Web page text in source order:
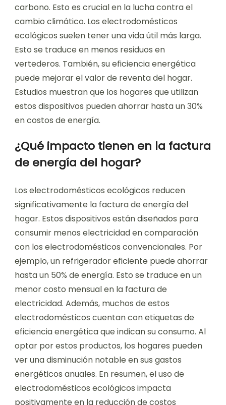
carbono. Esto es crucial en la lucha contra el
cambio climático. Los electrodomésticos
ecológicos suelen tener una vida útil más larga.
Esto se traduce en menos residuos en
vertederos. También, su eficiencia energética
puede mejorar el valor de reventa del hogar.
Estudios muestran que los hogares que utilizan
estos dispositivos pueden ahorrar hasta un 30%
en costos de energía.
¿Qué impacto tienen en la factura
de energía del hogar?
Los electrodomésticos ecológicos reducen
significativamente la factura de energía del
hogar. Estos dispositivos están diseñados para
consumir menos electricidad en comparación
con los electrodomésticos convencionales. Por
ejemplo, un refrigerador eficiente puede ahorrar
hasta un 50% de energía. Esto se traduce en un
menor costo mensual en la factura de
electricidad. Además, muchos de estos
electrodomésticos cuentan con etiquetas de
eficiencia energética que indican su consumo. Al
optar por estos productos, los hogares pueden
ver una disminución notable en sus gastos
energéticos anuales. En resumen, el uso de
electrodomésticos ecológicos impacta
positivamente en la reducción de costos